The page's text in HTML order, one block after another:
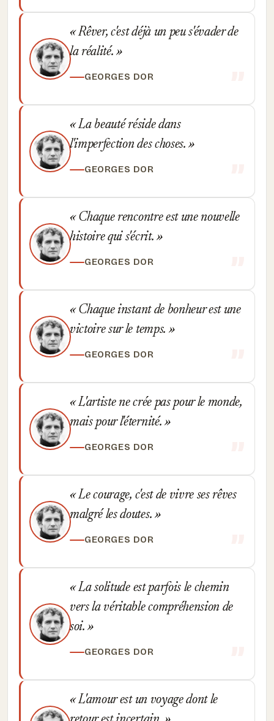
Rêver, c'est déjà un peu s'évader de
la réalité.
GEORGES DOR
La beauté réside dans
l'imperfection des choses.
GEORGES DOR
Chaque rencontre est une nouvelle
histoire qui s'écrit.
GEORGES DOR
Chaque instant de bonheur est une
victoire sur le temps.
GEORGES DOR
L'artiste ne crée pas pour le monde,
mais pour l'éternité.
GEORGES DOR
Le courage, c'est de vivre ses rêves
malgré les doutes.
GEORGES DOR
La solitude est parfois le chemin
vers la véritable compréhension de
soi.
GEORGES DOR
L'amour est un voyage dont le